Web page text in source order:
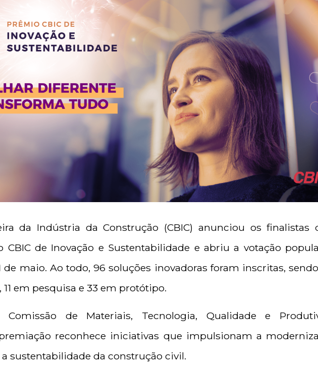
da Indústria da Construção (CBIC) anunciou os finalistas
CBIC de Inovação e Sustentabilidade e abriu a votação
de maio. Ao todo, 96 soluções inovadoras foram inscritas,
em pesquisa e 33 em protótipo.
Comissão de Materiais, Tecnologia, Qualidade e
premiação reconhece iniciativas que impulsionam a
sustentabilidade da construção civil.